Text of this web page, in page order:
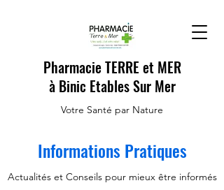
Pharmacie TERRE et MER
à Binic Etables Sur Mer
Votre Santé par Nature
Informations Pratiques
Actualités et Conseils pour mieux être informés